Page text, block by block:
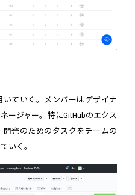
いていく。メンバーはデザイナ
ージャー。特にGitHubのエクス
開発のためのタスクをチームの
いく。